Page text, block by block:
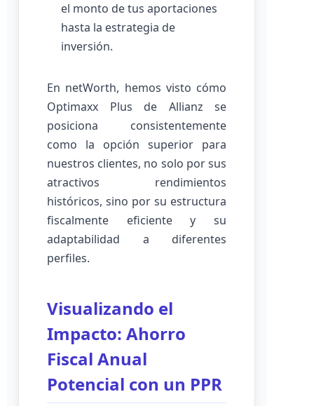
el monto de tus aportaciones
hasta la estrategia de
inversión.
En netWorth, hemos visto cómo
Optimaxx Plus de Allianz se
posiciona consistentemente
como la opción superior para
nuestros clientes, no solo por sus
atractivos rendimientos
históricos, sino por su estructura
fiscalmente eficiente y su
adaptabilidad a diferentes
perfiles.
Visualizando el
Impacto: Ahorro
Fiscal Anual
Potencial con un PPR